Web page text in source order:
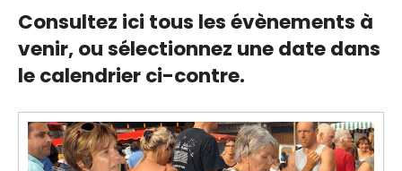
Consultez ici tous les évènements à
venir,ou sélectionnez une date dans
le calendrier ci-contre.